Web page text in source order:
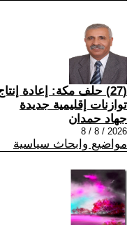
(27) حلف مكة: إعادة
توازنات إقليمية جديدة
جهاد حمدان
2026 / 8 / 8
مواضيع وابحاث سياسية